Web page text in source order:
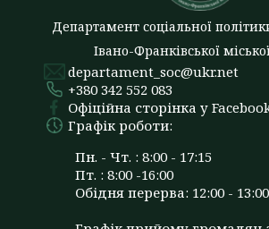
Департамент соціальної
Івано-Франківської
departament_soc@ukr.net
+380 342 552 083
Офіційна сторінка у
Графік роботи:
Пн. - Чт. : 8:00 - 17:15
Пт. : 8:00 -16:00
Обідня перерва: 12:00 - 13:00